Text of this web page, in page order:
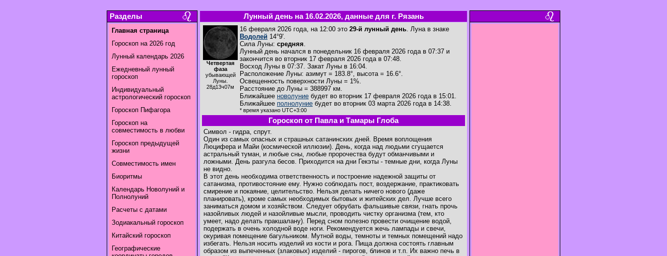
Разделы
Главная страница
Гороскоп на 2026 год
Лунный календарь 2026
Ежедневный лунный
гороскоп
Индивидуальный
астрологический гороскоп
Гороскоп Пифагора
Гороскоп на
совместимость в любви
Гороскоп предыдущей
жизни
Совместимость имен
Биоритмы
Календарь Новолуний и
Полнолуний
Расчеты с датами
Зодиакальный гороскоп
Китайский гороскоп
Географические
Лунный день на 16.02.2026, данные для г. Рязань
Четвертая
фаза
убывающей
Луны.
28д13ч07м
16 февраля 2026 года, на 12:00 это 29-й лунный день. Луна в знаке
Водолей 14°9'.
Сила Луны: средняя.
Лунный день начался в понедельник 16 февраля 2026 года в 07:37 и
закончится во вторник 17 февраля 2026 года в 07:48.
Восход Луны в 07:37. Закат Луны в 16:04.
Расположение Луны: азимут = 183.8°, высота = 16.6°.
Освещенность поверхности Луны = 1%.
Расстояние до Луны = 388997 км.
Ближайшее новолуние будет во вторник 17 февраля 2026 года в 15:01.
Ближайшее полнолуние будет во вторник 03 марта 2026 года в 14:38.
* время указано UTC+3:00
Гороскоп от Павла и Тамары Глоба
Символ - гидра, спрут.
Один из самых опасных и страшных сатанинских дней. Время воплощения
Люцифера и Майи (космической иллюзии). День, когда над людьми сгущается
астральный туман, и любые сны, любые пророчества будут обманчивыми и
ложными. День разгула бесов. Приходится на дни Гекэты - темные дни, когда Луны
не видно.
В этот день необходима ответственность и построение надежной защиты от
сатанизма, противостояние ему. Нужно соблюдать пост, воздержание, практиковать
смирение и покаяние, целительство. Нельзя делать ничего нового (даже
планировать), кроме самых необходимых бытовых и житейских дел. Лучше всего
заниматься домом и хозяйством. Следует обрубать фальшивые связи, гнать прочь
назойливых людей и назойливые мысли, проводить чистку организма (тем, кто
умеет, надо делать пракшалану). Перед сном полезно провести очищение водой,
подержать в очень холодной воде ноги. Рекомендуется жечь лампады и свечи,
окуривая помещение багульником. Мутной воды, темноты и темных помещений надо
избегать. Нельзя носить изделий из кости и рога. Пища должна состоять главным
образом из выпеченных (злаковых) изделий - пирогов, блинов и т.п. Их важно печь в